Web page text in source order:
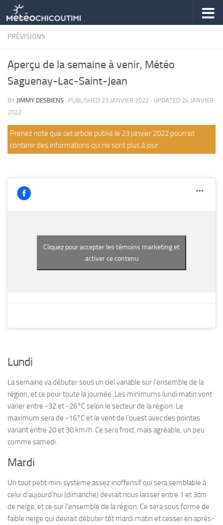
Skip to content
PRÉVISIONS
Aperçu de la semaine à venir, Météo
Saguenay-Lac-Saint-Jean
BY JIMMY DESBIENS · PUBLISHED 23 JANVIER 2022 · UPDATED 24 JANVIER
2022
Prenez note que cet article publié le 23 janvier 2022 pourrait
contenir des informations qui ne sont plus à jour.
Cliquez pour accepter les témoins marketing et
activer ce contenu
Lundi
La semaine va débuter sous un ciel variable sur l’ensemble de la
région, et ce pour toute la journée. Les minimums lundi matin vont
varier entre -32 et -26°C selon le secteur de la région. Le
maximum sera de -16°C et le vent de l’ouest avec des pointes
variant entre 20 et 30 km/h. Ce sera froid, mais agréable, un peu
comme samedi.
Mardi
Un tout petit mini système assez inoffensif qui sera semblable à
celui d’aujourd’hui (dimanche) devrait nous laisser entre 1 et 3cm
de neige, et ce sur l’ensemble de la région. Ce sera sous forme de
faible neige qui devrait débuter tôt mardi matin et cesser en après-